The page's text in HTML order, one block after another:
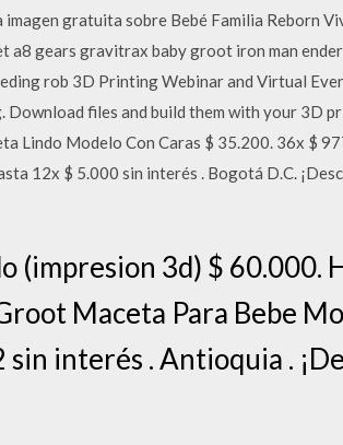
gratuita sobre Bebé Familia Reborn
a8 gears gravitrax baby groot iron man
rob 3D Printing Webinar and Virtual
files and build them with your 3D
Lindo Modelo Con Caras $ 35.200. 36x $
12x $ 5.000 sin interés . Bogotá D.C.
(impresion 3d) $ 60.000.
Maceta Para Bebe
interés . Antioquia .